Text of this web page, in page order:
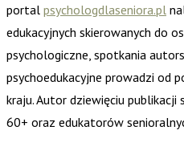
portal psychologdlaseniora.pl
edukacyjnych skierowanych do
psychologiczne, spotkania
psychoedukacyjne prowadzi od
kraju. Autor dziewięciu
60+ oraz edukatorów